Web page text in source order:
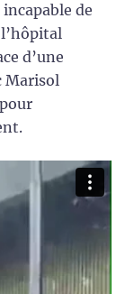
de
d’une
Marisol